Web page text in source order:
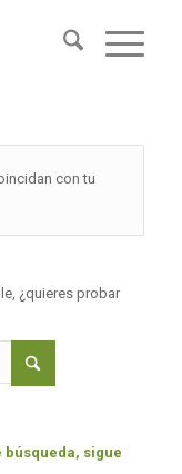
con tu
¿quieres probar
sigue